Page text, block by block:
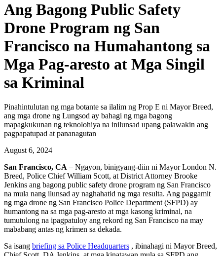
Ang Bagong Public Safety
Drone Program ng San
Francisco na Humahantong sa
Mga Pag-aresto at Mga Singil
sa Kriminal
Pinahintulutan ng mga botante sa ilalim ng Prop E ni Mayor Breed,
ang mga drone ng Lungsod ay bahagi ng mga bagong
mapagkukunan ng teknolohiya na inilunsad upang palawakin ang
pagpapatupad at pananagutan
August 6, 2024
San Francisco, CA – Ngayon, binigyang-diin ni Mayor London N.
Breed, Police Chief William Scott, at District Attorney Brooke
Jenkins ang bagong public safety drone program ng San Francisco
na mula nang ilunsad ay naghahatid ng mga resulta. Ang paggamit
ng mga drone ng San Francisco Police Department (SFPD) ay
humantong na sa mga pag-aresto at mga kasong kriminal, na
tumutulong na ipagpatuloy ang rekord ng San Francisco na may
mababang antas ng krimen sa dekada.
Sa isang briefing sa Police Headquarters , ibinahagi ni Mayor Breed,